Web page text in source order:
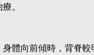
。
體向前傾時，背脊